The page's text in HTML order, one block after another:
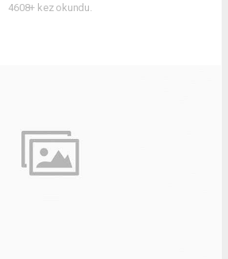
4608+ kez okundu.